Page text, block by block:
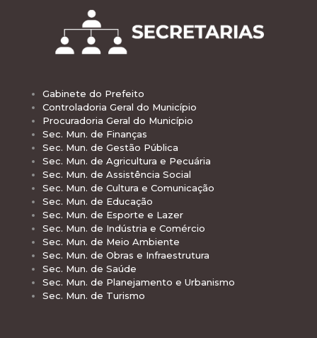
Gabinete do Prefeito
Controladoria Geral do Município
Procuradoria Geral do Município
Sec. Mun. de Finanças
Sec. Mun. de Gestão Pública
Sec. Mun. de Agricultura e Pecuária
Sec. Mun. de Assistência Social
Sec. Mun. de Cultura e Comunicação
Sec. Mun. de Educação
Sec. Mun. de Esporte e Lazer
Sec. Mun. de Indústria e Comércio
Sec. Mun. de Meio Ambiente
Sec. Mun. de Obras e Infraestrutura
Sec. Mun. de Saúde
Sec. Mun. de Planejamento e Urbanismo
Sec. Mun. de Turismo